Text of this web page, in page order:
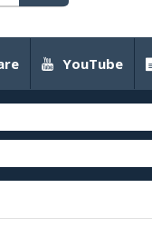
YouTube